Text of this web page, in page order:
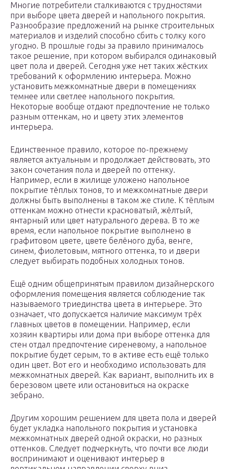
Многие потребители сталкиваются с трудностями
при выборе цвета дверей и напольного покрытия.
Разнообразие предложений на рынке строительных
материалов и изделий способно сбить с толку кого
угодно. В прошлые годы за правило принималось
такое решение, при котором выбирался одинаковый
цвет пола и дверей. Сегодня уже нет таких жёстких
требований к оформлению интерьера. Можно
установить межкомнатные двери в помещениях
темнее или светлее напольного покрытия.
Некоторые вообще отдают предпочтение не только
разным оттенкам, но и цвету этих элементов
интерьера.
Единственное правило, которое по-прежнему
является актуальным и продолжает действовать, это
закон сочетания пола и дверей по оттенку.
Например, если в жилище уложено напольное
покрытие тёплых тонов, то и межкомнатные двери
должны быть выполнены в таком же стиле. К тёплым
оттенкам можно отнести красноватый, жёлтый,
янтарный или цвет натурального дерева. В то же
время, если напольное покрытие выполнено в
графитовом цвете, цвете белёного дуба, венге,
синем, фиолетовым, мятного оттенка, то и двери
следует выбирать подобных холодных тонов.
Ещё одним общепринятым правилом дизайнерского
оформления помещения является соблюдение так
называемого триединства цвета в интерьере. Это
означает, что допускается наличие максимум трёх
главных цветов в помещении. Например, если
хозяин квартиры или дома при выборе оттенка для
стен отдал предпочтение сиреневому, а напольное
покрытие будет серым, то в активе есть ещё только
один цвет. Вот его и необходимо использовать для
межкомнатных дверей. Как вариант, выполнить их в
березовом цвете или остановиться на окраске
зебрано.
Другим хорошим решением для цвета пола и дверей
будет укладка напольного покрытия и установка
межкомнатных дверей одной окраски, но разных
оттенков. Следует подчеркнуть, что почти все люди
воспринимают и оценивают интерьер в